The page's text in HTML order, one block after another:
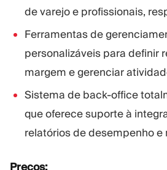
de varejo e profissionais,
Ferramentas de
personalizáveis para definir
margem e gerenciar
Sistema de back-office
que oferece suporte à
relatórios de desempenho e
Preços: